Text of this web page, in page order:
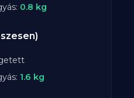
0.8 kg
1.6 kg